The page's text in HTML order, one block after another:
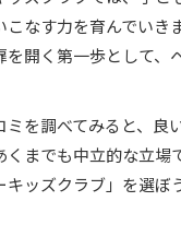
こなす力を育んでいき
を開く第一歩として、
ミを調べてみると、良
くまでも中立的な立場
キッズクラブ」を選